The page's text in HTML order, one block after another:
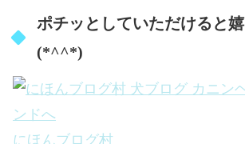
ポチッとしていただけると
(*^^*)
にほんブログ村